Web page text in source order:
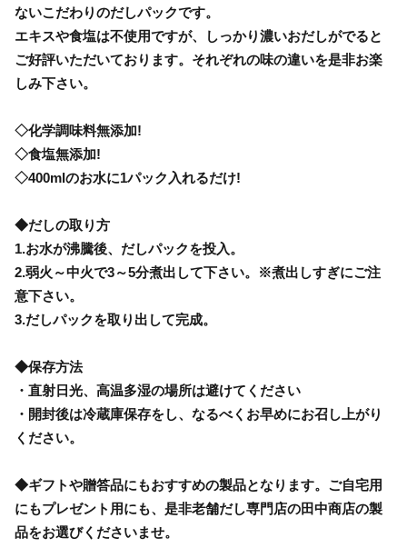
ないこだわりのだしパックです。
エキスや食塩は不使用ですが、しっかり濃いおだしがでると
ご好評いただいております。それぞれの味の違いを是非お楽
しみ下さい。
◇化学調味料無添加!
◇食塩無添加!
◇400mlのお水に1パック入れるだけ!
◆だしの取り方
1.お水が沸騰後、だしパックを投入。
2.弱火～中火で3～5分煮出して下さい。※煮出しすぎにご注
意下さい。
3.だしパックを取り出して完成。
◆保存方法
・直射日光、高温多湿の場所は避けてください
・開封後は冷蔵庫保存をし、なるべくお早めにお召し上がり
ください。
◆ギフトや贈答品にもおすすめの製品となります。ご自宅用
にもプレゼント用にも、是非老舗だし専門店の田中商店の製
品をお選びくださいませ。